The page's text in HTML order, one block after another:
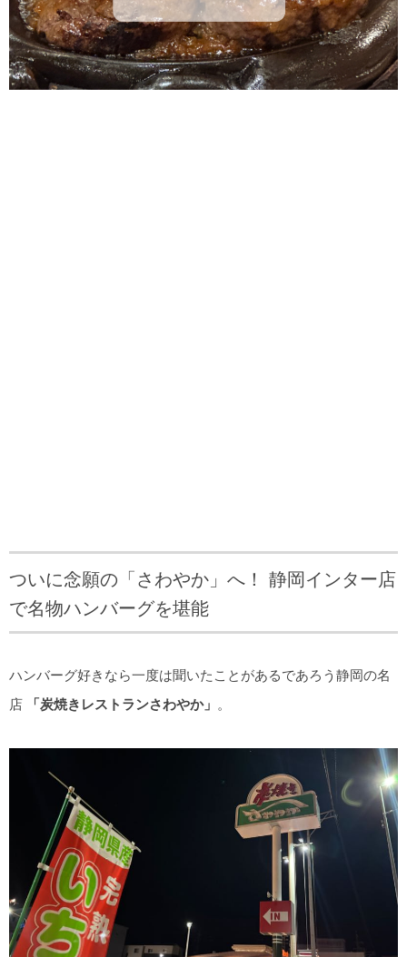
ついに念願の「さわやか」へ！ 静岡インター店
で名物ハンバーグを堪能
ハンバーグ好きなら一度は聞いたことがあるであろう静岡の名
店
「炭焼きレストランさわやか」 。